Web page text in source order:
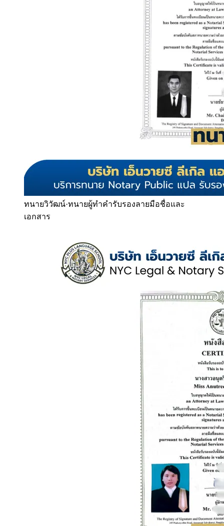
ทนายวิวัฒน์·ทนายผู้ทำคำรับรองลายมือชื่อและ
เอกสาร